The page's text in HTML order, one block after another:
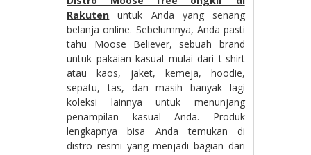
Rakuten untuk Anda yang senang
belanja online. Sebelumnya, Anda pasti
tahu Moose Believer, sebuah brand
untuk pakaian kasual mulai dari t-shirt
atau kaos, jaket, kemeja, hoodie,
sepatu, tas, dan masih banyak lagi
koleksi lainnya untuk menunjang
penampilan kasual Anda. Produk
lengkapnya bisa Anda temukan di
distro resmi yang menjadi bagian dari